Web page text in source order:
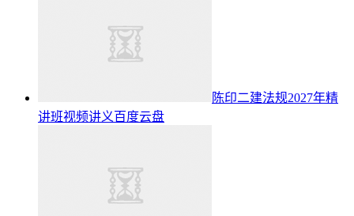
陈印二建法规2027年精
讲班视频讲义百度云盘